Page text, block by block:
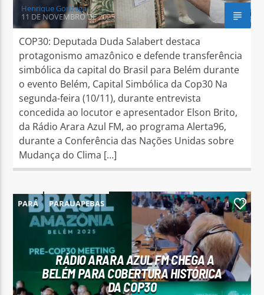
Henrique Gonzaga
11 DE NOVEMBRO DE 2025
COP30: Deputada Duda Salabert destaca
protagonismo amazônico e defende transferência
simbólica da capital do Brasil para Belém durante
o evento Belém, Capital Simbólica da Cop30 Na
segunda-feira (10/11), durante entrevista
concedida ao locutor e apresentador Elson Brito,
da Rádio Arara Azul FM, ao programa Alerta96,
durante a Conferência das Nações Unidas sobre
Mudança do Clima […]
PARÁ PARAUAPEBAS 1
RÁDIO ARARA AZUL FM CHEGA A
BELÉM PARA COBERTURA HISTÓRICA
DA COP30